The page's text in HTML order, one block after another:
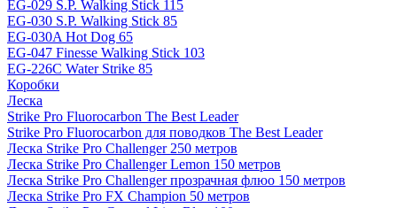
EG-029 S.P. Walking Stick 115
EG-030 S.P. Walking Stick 85
EG-030A Hot Dog 65
EG-047 Finesse Walking Stick 103
EG-226C Water Strike 85
Коробки
Леска
Strike Pro Fluorocarbon The Best Leader
Strike Pro Fluorocarbon для поводков The Best Leader
Леска Strike Pro Challenger 250 метров
Леска Strike Pro Challenger Lemon 150 метров
Леска Strike Pro Challenger прозрачная флюо 150 метров
Леска Strike Pro FX Champion 50 метров